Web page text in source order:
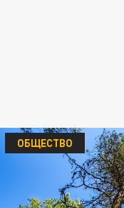
ОБЩЕСТВО